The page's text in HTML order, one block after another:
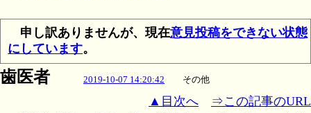
申し訳ありませんが、現在意見投稿をできない状態
にしています。
歯医者 2019-10-07 14:20:42 その他
▲目次へ
⇒この記事のURL